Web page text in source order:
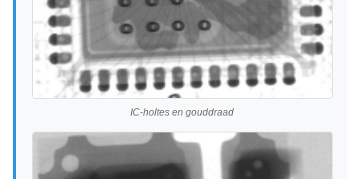
IC-holtes en gouddraad